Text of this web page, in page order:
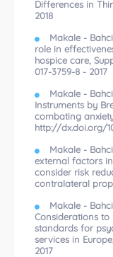
Differences in
2018
Makale -
role in
hospice care,
017-3759-8 - 2017
Makale -
Instruments by
combating
http://dx.doi.org/
Makale -
external factors
consider risk
contralateral
Makale -
Considerations
standards for
services in
2017